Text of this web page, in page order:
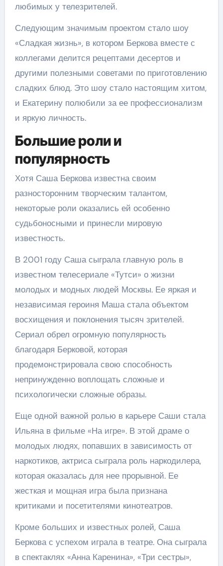
любимых у телезрителей.
Следующим значимым проектом стало шоу
«Сладкая жизнь», в котором Беркова вместе с
коллегами делится рецептами десертов и
другими полезными советами по приготовлению
сладких блюд. Это шоу стало настоящим хитом,
и Екатерину полюбили за ее профессионализм
и яркую личность.
Большие роли и
популярность
Хотя Саша Беркова известна своим
разносторонним творческим талантом,
некоторые роли оказались ей особенно
судьбоносными и принесли мировую
известность.
В 2001 году Саша сыграла главную роль в
известном телесериале «Тутси» о жизни
молодых и модных людей Москвы. Ее яркая и
независимая героиня Маша стала объектом
восхищения и поклонения тысяч зрителей.
Сериал обрел огромную популярность
благодаря Берковой, которая
продемонстрировала свою способность
непринужденно воплощать сложные и
психологически сложные образы.
Еще одной важной ролью в карьере Саши стала
Ильяна в фильме «На игре». В этой драме о
молодых людях, попавших в зависимость от
наркотиков, актриса сыграла роль наркодилера,
которая оказалась для нее прорывной. Ее
жесткая и мощная игра была признана
критиками и посетителями кинотеатров.
Кроме больших и известных ролей, Саша
Беркова с успехом играла в театре. Она сыграла
в спектаклях «Анна Каренина», «Три сестры»,